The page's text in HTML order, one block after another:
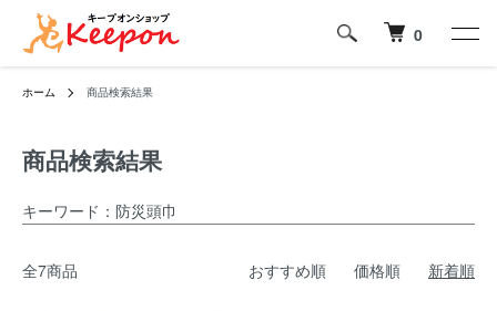
0
ホーム 商品検索結果
商品検索結果
キーワード：防災頭巾
全7商品 おすすめ順 価格順 新着順